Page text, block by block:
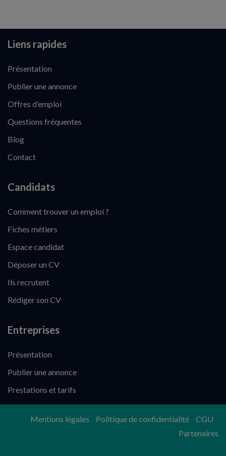
Liens rapides
Présentation
Publier une annonce
Offres d’emploi
Questions fréquentes
Blog
Contact
Candidats
Comment trouver un emploi ?
Fiches métiers
Espace candidat
Déposer un CV
Ils recrutent
Rédiger son CV
Entreprises
Présentation
Publier une annonce
Prestations et tarifs
Mentions légales Politique de confidentialité
CGU
Partenaires